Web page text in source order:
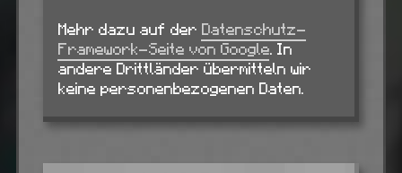
Mehr dazu auf der Datenschutz-
Framework-Seite von Google. In
andere Drittländer übermitteln wir
keine personenbezogenen Daten.